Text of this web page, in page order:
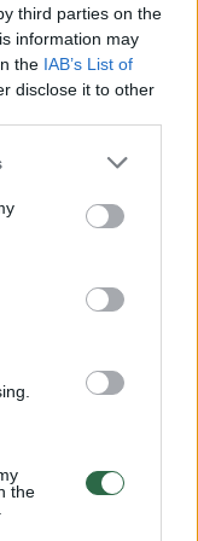
third parties on the
information may
the IAB’s List of
disclose it to other
the
00:00:30
dviejų moterų ir
įsitvirtinti
00:05:25
akimirką
pagerbimo